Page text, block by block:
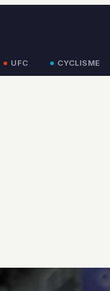
UFC CYCLISME